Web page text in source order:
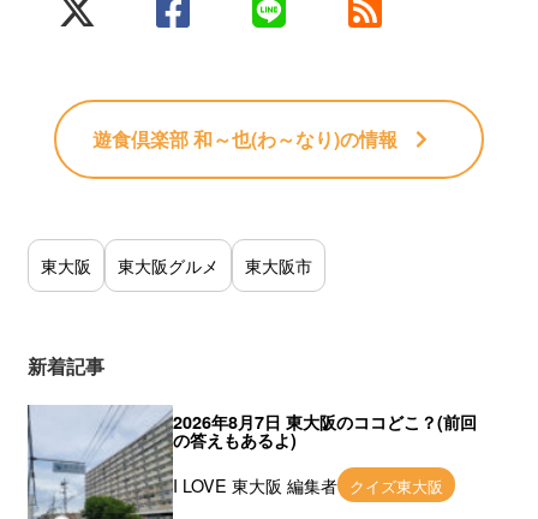
遊食倶楽部 和～也(わ～なり)の情報
東大阪 東大阪グルメ 東大阪市
新着記事
2026年8月7日 東大阪のココどこ？(前回
の答えもあるよ)
I LOVE 東大阪 編集者 クイズ東大阪